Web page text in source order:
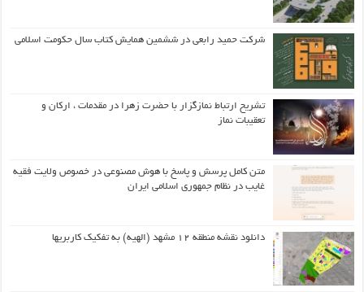
شرکت حمید رابعی در ششمین همایش کتاب سال حکومت اسلامی
تشریح ارتباط نمازگزار با حضرت زهرا در مقدمات ، ارکان و
تعقیبات نماز
متن کامل پرسش و پاسخ با هوش مصنوعی در خصوص ولایت فقیه
غایب در نظام جمهوری اسلامی ایران
دانلود نقشه منطقه ۱۲ مشهد (الهیه) به تفکیک کاربریها